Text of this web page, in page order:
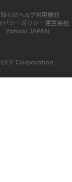
らせヘルプ利用規約
バシーポリシー運営会社
Yahoo! JAPAN
©LY Corporation
了しました |